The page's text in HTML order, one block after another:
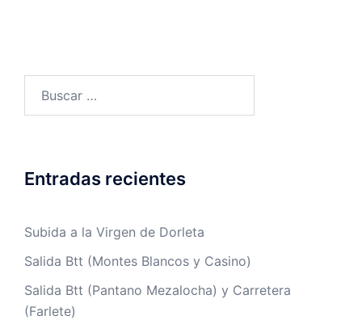
Entradas recientes
Subida a la Virgen de Dorleta
Salida Btt (Montes Blancos y Casino)
Salida Btt (Pantano Mezalocha) y Carretera
(Farlete)